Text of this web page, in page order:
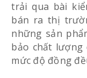
trải qua bài
bán ra thị
những sản
bảo chất lượng
mức độ đồng